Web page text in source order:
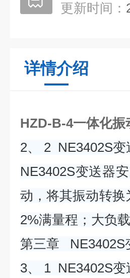
更新时间：
详情介绍
HZD-B-4一体化振
2、 2 NE3402S变
NE3402S变送器
动，将其振动转
2%满量程；大负
第三章 NE3402S
3、 1 NE3402S变